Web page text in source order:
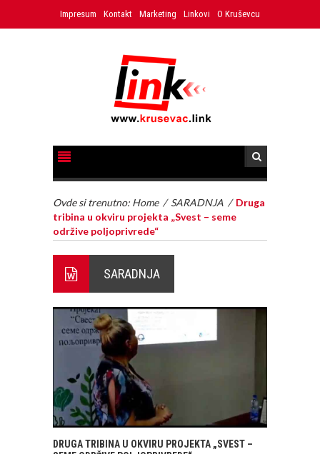
Impresum Kontakt Marketing Linkovi O Kruševcu
Ovde si trenutno: Home / SARADNJA / Druga
tribina u okviru projekta „Svest – seme
održive poljoprivrede“
SARADNJA
DRUGA TRIBINA U OKVIRU PROJEKTA „SVEST –